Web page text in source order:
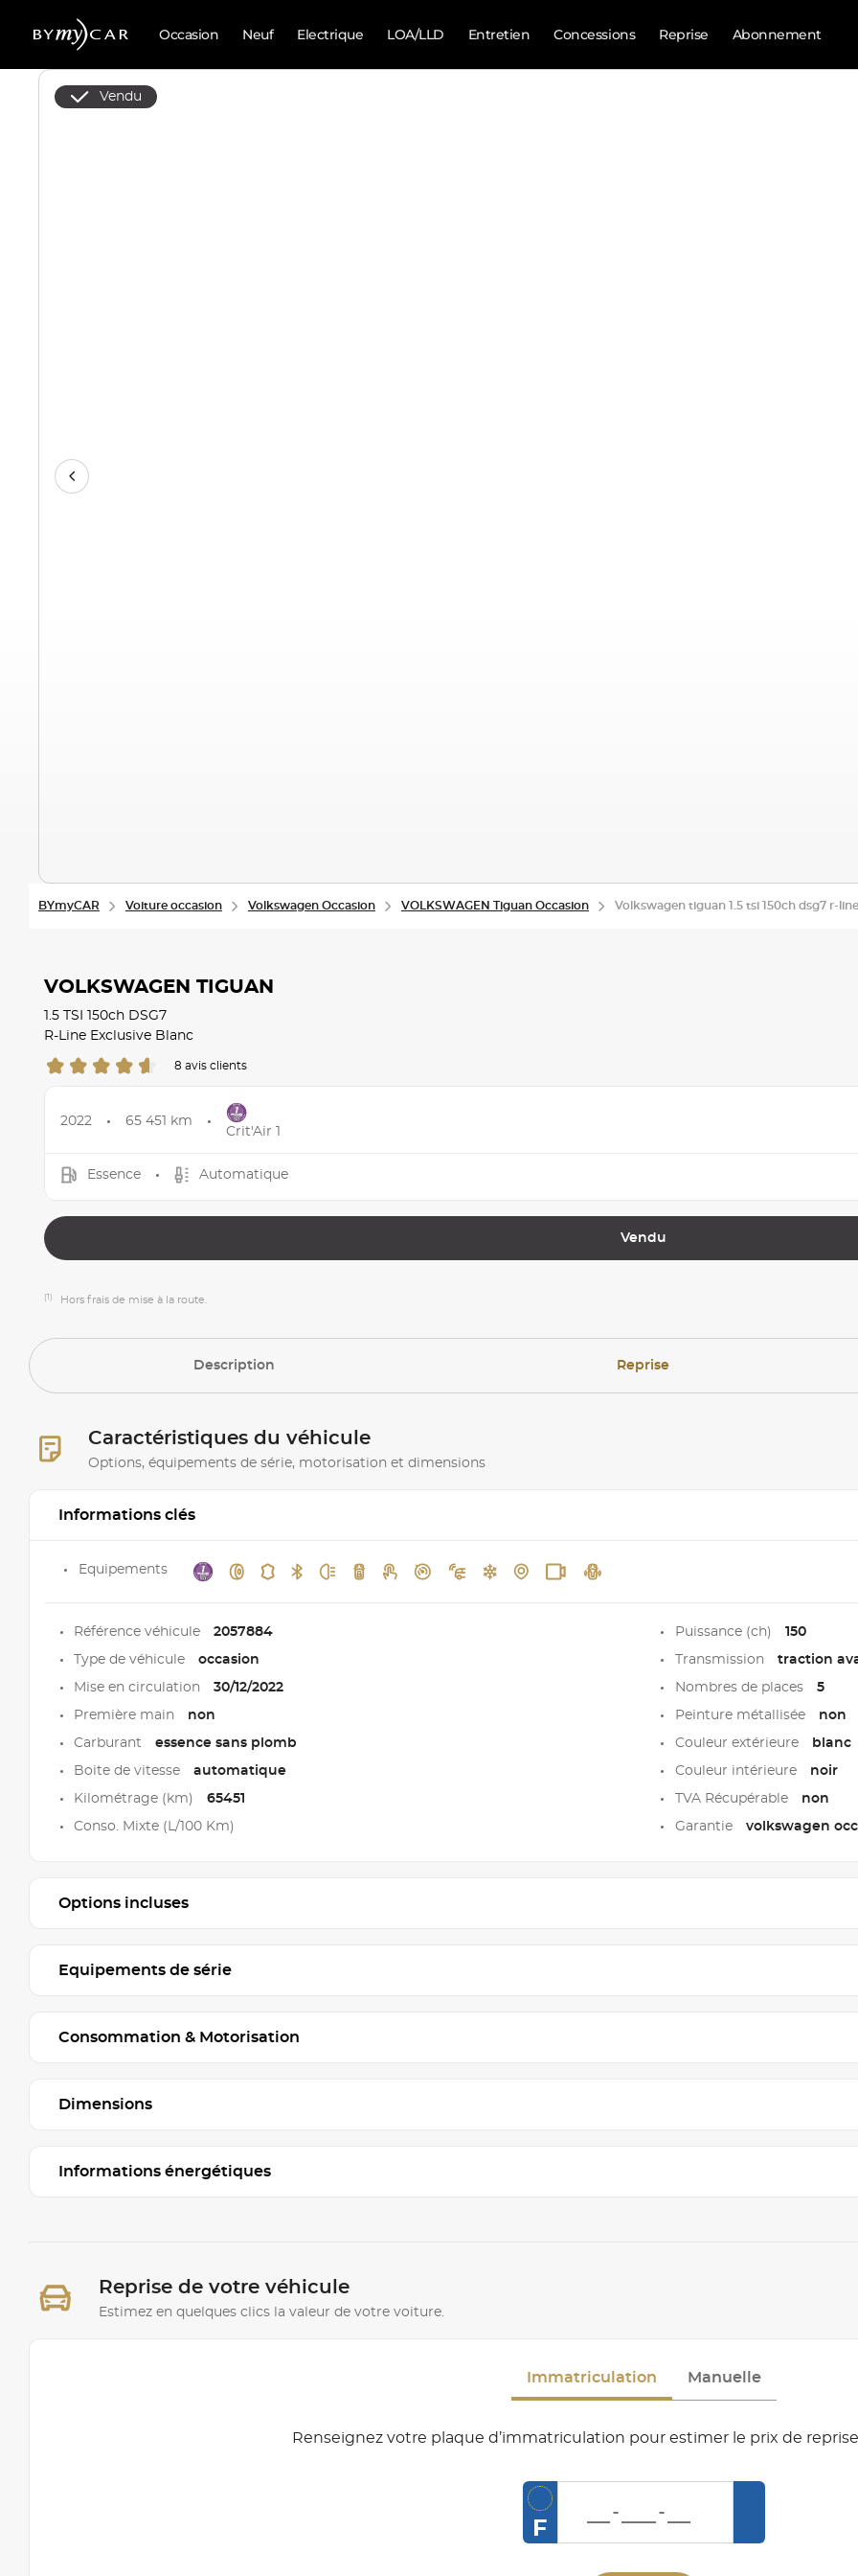
Occasion Neuf Electrique LOA/LLD Entretien Concessions Reprise Abonnement
BYmyCAR Voiture occasion Volkswagen Occasion VOLKSWAGEN Tiguan Occasion Volkswagen tiguan 1.5 tsi 150ch dsg7 r-
Vendu
VOLKSWAGEN TIGUAN
1.5 TSI 150ch DSG7
R-Line Exclusive Blanc
8 avis clients
2022 65 451 km
Crit'Air 1
Essence Automatique
Vendu
(1) Hors frais de mise à la route.
Description Reprise
Caractéristiques du véhicule
Options, équipements de série, motorisation et dimensions
Informations clés
Equipements
Référence véhicule 2057884
Type de véhicule occasion
Mise en circulation 30/12/2022
Première main non
Carburant essence sans plomb
Boite de vitesse automatique
Kilométrage (km) 65451
Conso. Mixte (L/100 Km)
Puissance (ch) 150
Transmission traction
Nombres de places 5
Peinture métallisée non
Couleur extérieure blanc
Couleur intérieure noir
TVA Récupérable non
Garantie volkswagen
Options incluses
Equipements de série
Consommation & Motorisation
Dimensions
Informations énergétiques
Reprise de votre véhicule
Estimez en quelques clics la valeur de votre voiture.
Immatriculation Manuelle
Renseignez votre plaque d’immatriculation pour estimer le prix de
F